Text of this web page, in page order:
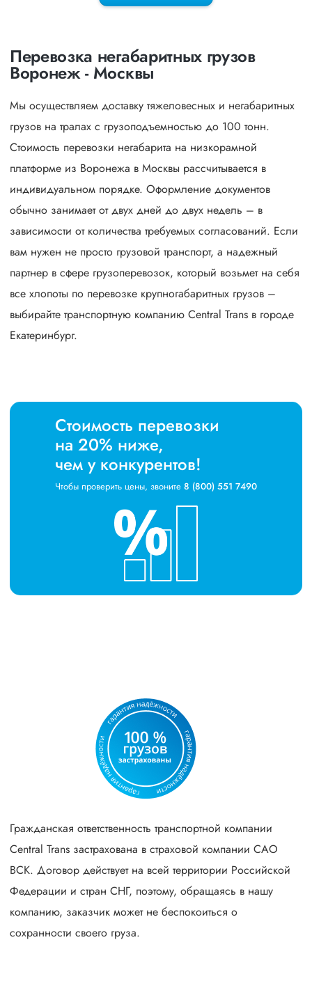
Перевозка негабаритных грузов
Воронеж - Москвы
Мы осуществляем доставку тяжеловесных и негабаритных
грузов на тралах с грузоподъемностью до 100 тонн.
Стоимость перевозки негабарита на низкорамной
платформе из Воронежа в Москвы рассчитывается в
индивидуальном порядке. Оформление документов
обычно занимает от двух дней до двух недель – в
зависимости от количества требуемых согласований. Если
вам нужен не просто грузовой транспорт, а надежный
партнер в сфере грузоперевозок, который возьмет на себя
все хлопоты по перевозке крупногабаритных грузов –
выбирайте транспортную компанию Central Trans в городе
Екатеринбург.
Стоимость перевозки
на 20% ниже,
чем у конкурентов!
Чтобы проверить цены, звоните 8 (800) 551 7490
Гражданская ответственность транспортной компании
Central Trans застрахована в страховой компании САО
ВСК. Договор действует на всей территории Российской
Федерации и стран СНГ, поэтому, обращаясь в нашу
компанию, заказчик может не беспокоиться о
сохранности своего груза.